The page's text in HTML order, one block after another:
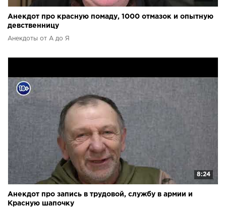
Анекдот про красную помаду, 1000 отмазок и опытную
девственницу
Анекдоты от А до Я
8:24
Анекдот про запись в трудовой, службу в армии и
Красную шапочку